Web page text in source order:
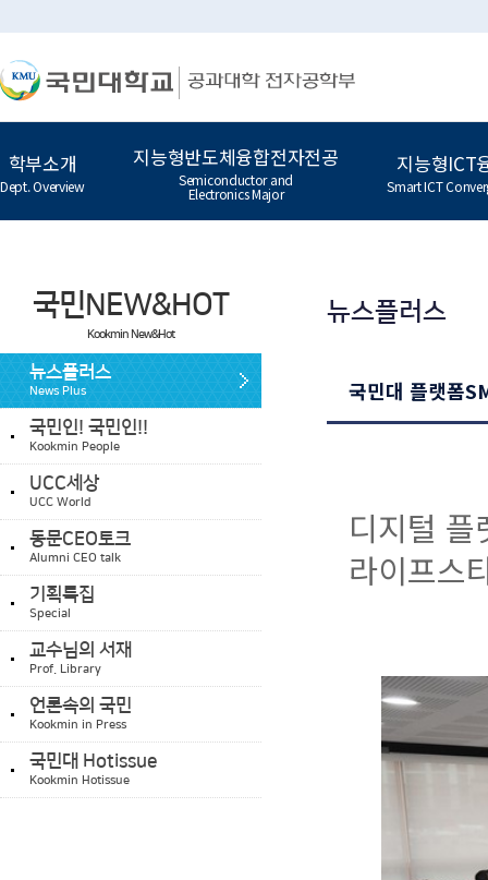
학부소개
Dept. Overview
지능형반도체융합전자전공
Semiconductor and
Electronics Major
지능형ICT
Smart ICT
국민NEW&HOT
Kookmin New&Hot
뉴스플러스
News Plus
국민인! 국민인!!
Kookmin People
UCC세상
UCC World
동문CEO토크
Alumni CEO talk
기획특집
Special
교수님의 서재
Prof. Library
언론속의 국민
Kookmin in Press
국민대 Hotissue
Kookmin Hotissue
뉴스플러스
국민대 플랫폼
디지털
라이프스